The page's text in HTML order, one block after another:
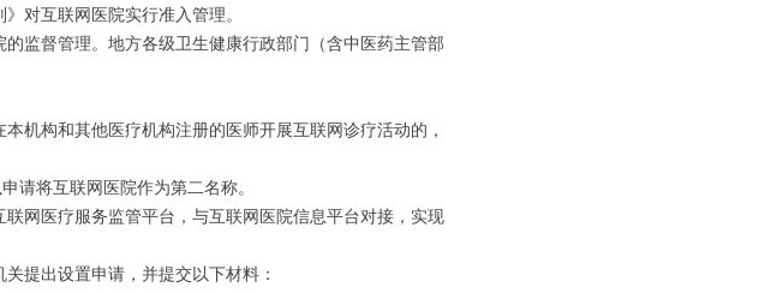
对互联网医院实行准入管理。
监督管理。地方各级卫生健康行政部门（含中医药主管部
机构和其他医疗机构注册的医师开展互联网诊疗活动的，
请将互联网医院作为第二名称。
网医疗服务监管平台，与互联网医院信息平台对接，实现
提出设置申请，并提交以下材料：